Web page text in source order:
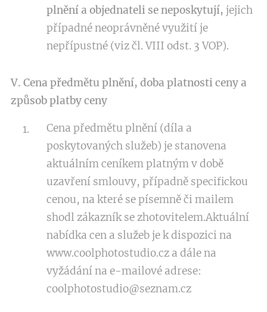
plnění a objednateli se neposkytují, jejich
případné neoprávněné využití je
nepřípustné (viz čl. VIII odst. 3 VOP).
V. Cena předmětu plnění, doba platnosti ceny a
způsob platby ceny
Cena předmětu plnění (díla a
poskytovaných služeb) je stanovena
aktuálním ceníkem platným v době
uzavření smlouvy, případně specifickou
cenou, na které se písemně či mailem
shodl zákazník se zhotovitelem.Aktuální
nabídka cen a služeb je k dispozici na
www.coolphotostudio.cz a dále na
vyžádání na e-mailové adrese:
coolphotostudio@seznam.cz